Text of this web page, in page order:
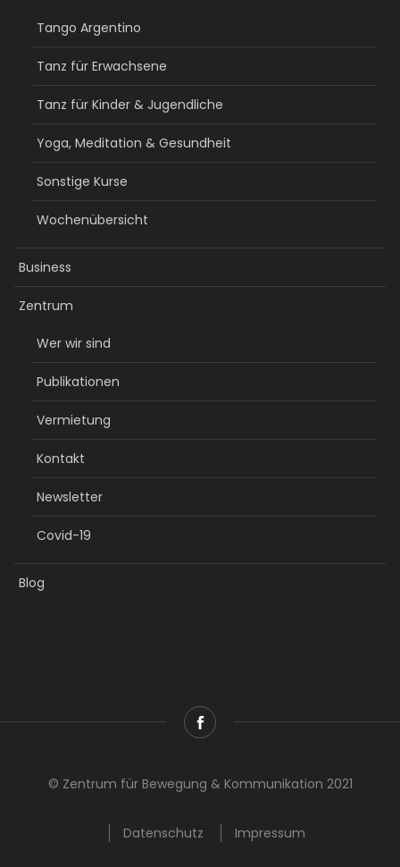
Tango Argentino
Tanz für Erwachsene
Tanz für Kinder & Jugendliche
Yoga, Meditation & Gesundheit
Sonstige Kurse
Wochenübersicht
Business
Zentrum
Wer wir sind
Publikationen
Vermietung
Kontakt
Newsletter
Covid-19
Blog
© Zentrum für Bewegung & Kommunikation 2021
Datenschutz Impressum